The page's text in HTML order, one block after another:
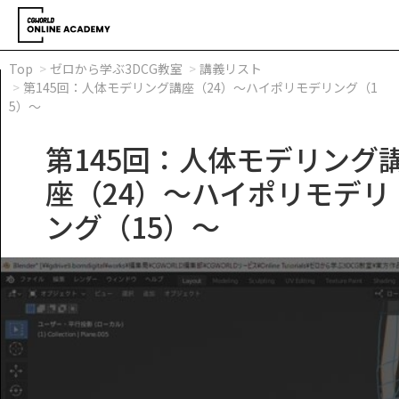
Top ゼロから学ぶ3DCG教室
講義リスト
第145回：人体モデリング講座（24）～ハイポリモデリング（1
5）～
第145回：人体モデリング
座（24）～ハイポリモデリ
ング（15）～